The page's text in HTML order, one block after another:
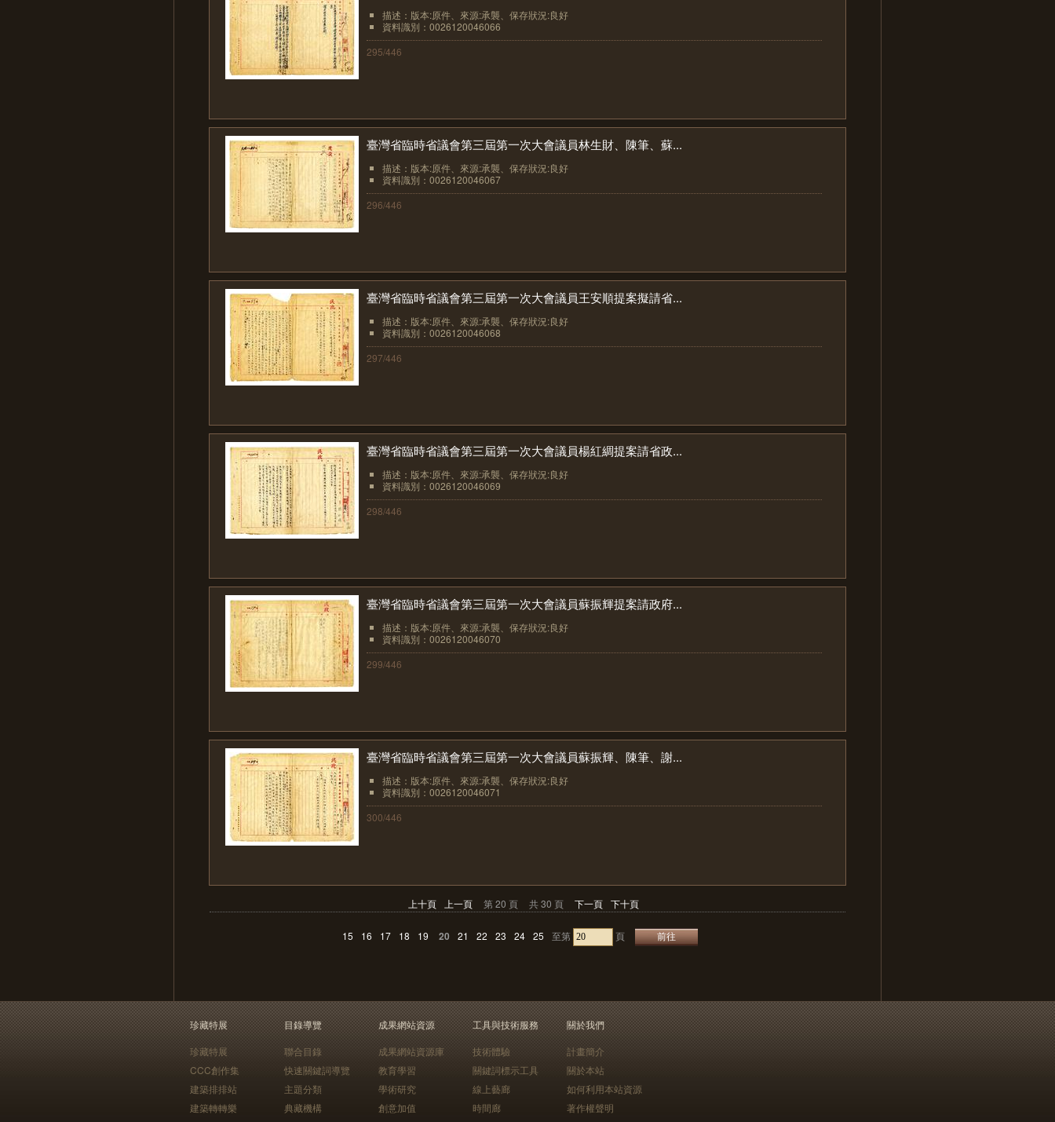
描述：版本:原件、來源:承襲、保存狀況:良好
資料識別：0026120046066
295/446
臺灣省臨時省議會第三屆第一次大會議員林生財、陳筆、蘇...
描述：版本:原件、來源:承襲、保存狀況:良好
資料識別：0026120046067
296/446
臺灣省臨時省議會第三屆第一次大會議員王安順提案擬請省...
描述：版本:原件、來源:承襲、保存狀況:良好
資料識別：0026120046068
297/446
臺灣省臨時省議會第三屆第一次大會議員楊紅綢提案請省政...
描述：版本:原件、來源:承襲、保存狀況:良好
資料識別：0026120046069
298/446
臺灣省臨時省議會第三屆第一次大會議員蘇振輝提案請政府...
描述：版本:原件、來源:承襲、保存狀況:良好
資料識別：0026120046070
299/446
臺灣省臨時省議會第三屆第一次大會議員蘇振輝、陳筆、謝...
描述：版本:原件、來源:承襲、保存狀況:良好
資料識別：0026120046071
300/446
上十頁 上一頁 第 20 頁 共 30 頁 下一頁 下十頁
15 16 17 18 19 20 21 22 23 24 25 至第 頁
珍藏特展
珍藏特展
CCC創作集
建築排排站
建築轉轉樂
目錄導覽
聯合目錄
快速關鍵詞導覽
主題分類
典藏機構
成果網站資源
成果網站資源庫
教育學習
學術研究
創意加值
工具與技術服務
技術體驗
關鍵詞標示工具
線上藝廊
時間廊
關於我們
計畫簡介
關於本站
如何利用本站資源
著作權聲明